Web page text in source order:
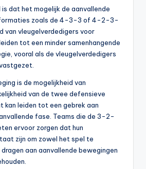
dat het mogelijk de aanvallende
zoals de 4-3-3 of 4-2-3-
van vleugelverdedigers voor
tot een minder samenhangende
vooral als de vleugelverdedigers
is de mogelijkheid van
van de twee defensieve
kan leiden tot een gebrek aan
fase. Teams die de 3-2-
ervoor zorgen dat hun
zijn om zowel het spel te
aan aanvallende bewegingen